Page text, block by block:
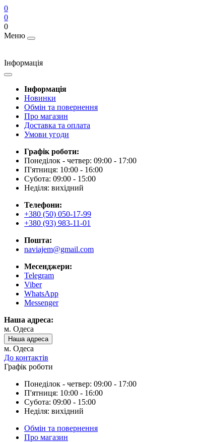
0
0
0
Меню
Інформація
Інформація
Новинки
Обмін та повернення
Про магазин
Доставка та оплата
Умови угоди
Графік роботи:
Понеділок - четвер: 09:00 - 17:00
П'ятниця: 10:00 - 16:00
Субота: 09:00 - 15:00
Неділя: вихідний
Телефони:
+380 (50) 050-17-99
+380 (93) 983-11-01
Пошта:
naviajem@gmail.com
Месенджери:
Telegram
Viber
WhatsApp
Messenger
Наша адреса:
м. Одеса
Наша адреса
м. Одеса
До контактів
Графік роботи
Понеділок - четвер: 09:00 - 17:00
П'ятниця: 10:00 - 16:00
Субота: 09:00 - 15:00
Неділя: вихідний
Обмін та повернення
Про магазин